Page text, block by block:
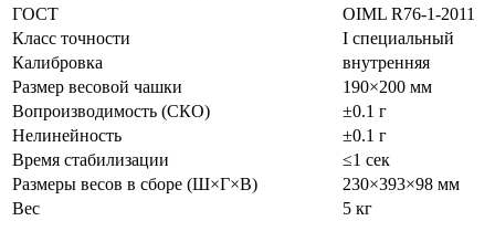
ГОСТ
OIML R76-1-2011
Класс точности
I специальный
Калибровка
внутренняя
Размер весовой чашки
190×200 мм
Вопроизводимость (СКО)
±0.1 г
Нелинейность
±0.1 г
Время стабилизации
≤1 сек
Размеры весов в сборе (Ш×Г×В)
230×393×98 мм
Вес
5 кг